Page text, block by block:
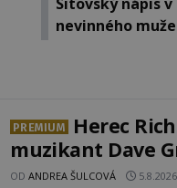
nevinného muže
PREMIUM
Herec
muzikant Dave
paranormální
ODANDREA ŠULCOVÁ 5.8.2026